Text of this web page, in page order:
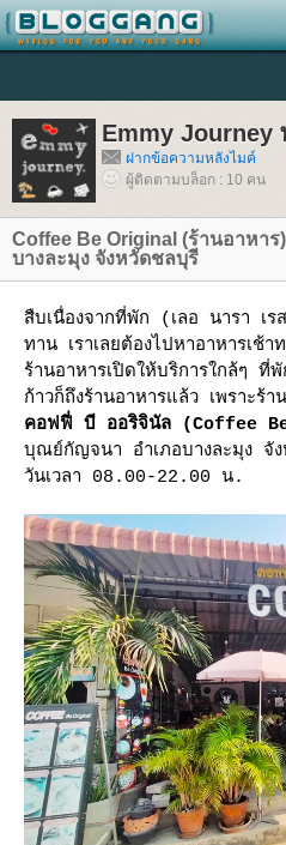
Emmy Journey
ฝากข้อความหลังไมค์
ผู้ติดตามบล็อก : 10 คน
Coffee Be Original (ร้านอาหา
บางละมุง จังหวัดชลบุรี
สืบเนื่องจากที่พัก (เลอ นารา เร
ทาน เราเลยต้องไปหาอาหารเช้
ร้านอาหารเปิดให้บริการใกล้ๆ
ก้าวก็ถึงร้านอาหารแล้ว เพราะร้
คอฟฟี่ บี ออริจินัล (Coffee
บุณย์กัญจนา อำเภอบางละมุง จั
วันเวลา 08.00-22.00 น.